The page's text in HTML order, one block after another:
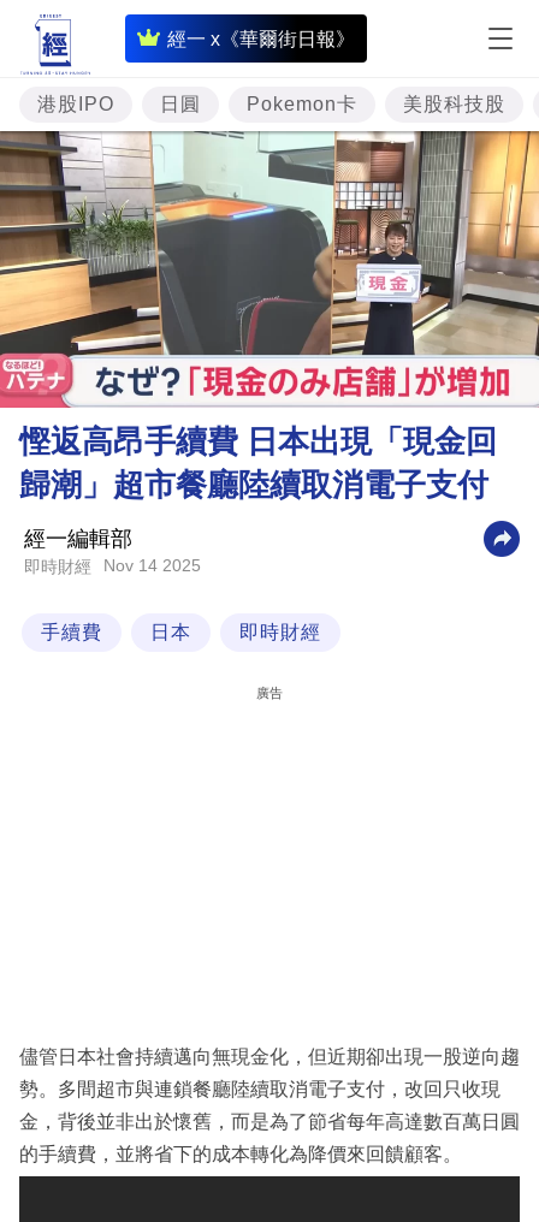
經一 x《華爾街日報》
即
時
財
經
專
題
投
資
樓
市
理
財
商
科
區
港股IPO 日圓 Pokemon卡 美股科技股
慳返高昂手續費 日本出現「現金回
歸潮」超市餐廳陸續取消電子支付
經一編輯部
即時財經 Nov 14 2025
手續費 日本 即時財經
廣告
儘管日本社會持續邁向無現金化，但近期卻出現一股逆向趨
勢。多間超市與連鎖餐廳陸續取消電子支付，改回只收現
金，背後並非出於懷舊，而是為了節省每年高達數百萬日圓
的手續費，並將省下的成本轉化為降價來回饋顧客。